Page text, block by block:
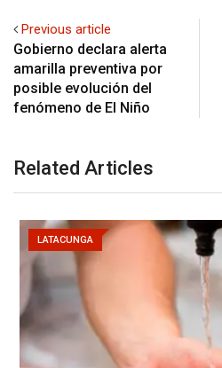
Previous article
Gobierno declara alerta
amarilla preventiva por
posible evolución del
fenómeno de El Niño
Related Articles
LATACUNGA